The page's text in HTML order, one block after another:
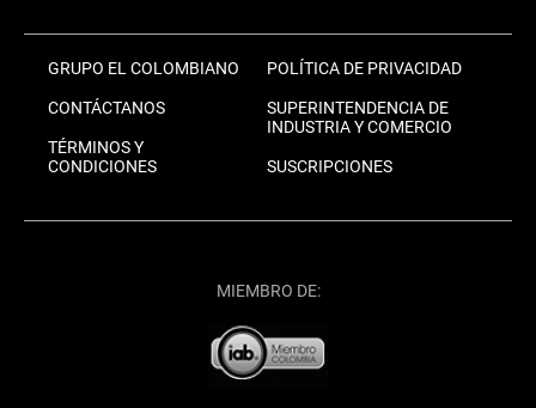
GRUPO EL COLOMBIANO
CONTÁCTANOS
TÉRMINOS Y
CONDICIONES
POLÍTICA DE PRIVACIDAD
SUPERINTENDENCIA DE
INDUSTRIA Y COMERCIO
SUSCRIPCIONES
MIEMBRO DE: